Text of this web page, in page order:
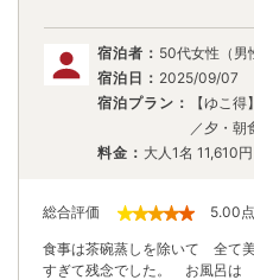
宿泊者： 50代女性（男
宿泊日： 2025/09/07
宿泊プラン：
【ゆこ
／夕・朝
料金： 大人1名 11,610円
総合評価 5.00点
食事は茶碗蒸しを除いて 全て
すぎて残念でした。 お風呂は